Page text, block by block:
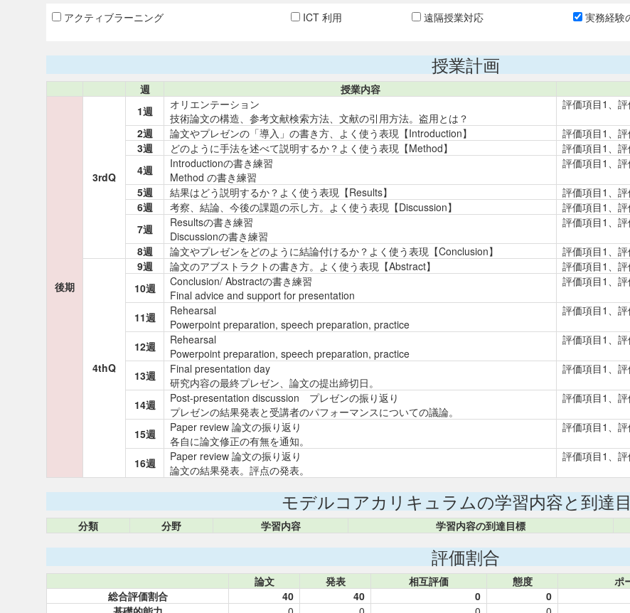
アクティブラーニング ICT 利用 遠隔授業対応 実務経験
授業計画
週 授業内容
後期
3rdQ
1週
オリエンテーション
技術論文の構造、参考文献検索方法、文献の引用方法。盗用とは？
評価項目1、
2週 論文やプレゼンの「導入」の書き方、よく使う表現【Introduction】
評価項目1、
3週
どのように手法を述べて説明するか？よく使う表現【Method】
評価項目1、
4週
Introductionの書き練習
Method の書き練習
評価項目1、
5週 結果はどう説明するか？よく使う表現【Results】
評価項目1、
6週
考察、結論、今後の課題の示し方。よく使う表現【Discussion】
評価項目1、
7週
Resultsの書き練習
Discussionの書き練習
評価項目1、
8週 論文やプレゼンをどのように結論付けるか？よく使う表現【Conclusion】 評価項目1、
4thQ
9週 論文のアブストラクトの書き方。よく使う表現【Abstract】
評価項目1、
10週
Conclusion/ Abstractの書き練習
Final advice and support for presentation
評価項目1、
11週
Rehearsal
Powerpoint preparation, speech preparation, practice
評価項目1、
12週
Rehearsal
Powerpoint preparation, speech preparation, practice
評価項目1、
13週
Final presentation day
研究内容の最終プレゼン、論文の提出締切日。
評価項目1、
14週
Post-presentation discussion プレゼンの振り返り
プレゼンの結果発表と受講者のパフォーマンスについての議論。
評価項目1、
15週
Paper review 論文の振り返り
各自に論文修正の有無を通知。
評価項目1、
16週
Paper review 論文の振り返り
論文の結果発表。評点の発表。
評価項目1、
モデルコアカリキュラムの学習内容と到達
分類 分野 学習内容 学習内容の到達目標
評価割合
論文 発表 相互評価 態度 ポ
総合評価割合
40 40 0 0